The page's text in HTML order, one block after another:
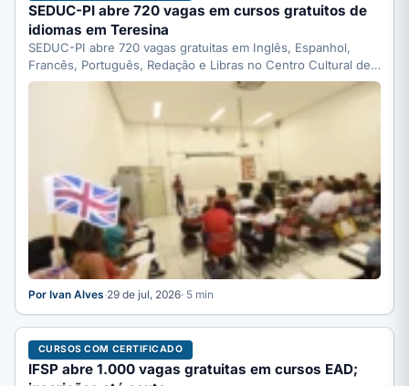
SEDUC-PI abre 720 vagas em cursos gratuitos de
idiomas em Teresina
SEDUC-PI abre 720 vagas gratuitas em Inglês, Espanhol,
Francês, Português, Redação e Libras no Centro Cultural de
Línguas…
Por Ivan Alves·29 de jul, 2026· 5 min
CURSOS COM CERTIFICADO
IFSP abre 1.000 vagas gratuitas em cursos EAD;